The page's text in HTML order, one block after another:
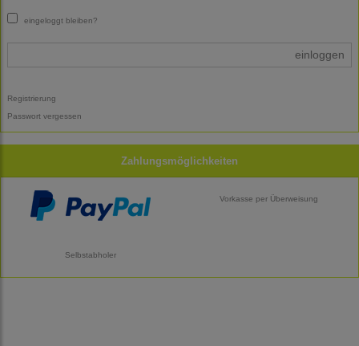
eingeloggt bleiben?
einloggen
Registrierung
Passwort vergessen
Zahlungsmöglichkeiten
Vorkasse per Überweisung
Selbstabholer